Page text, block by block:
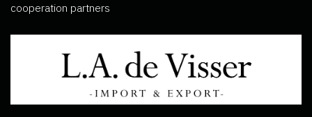
cooperation partners